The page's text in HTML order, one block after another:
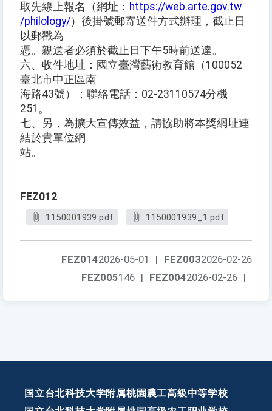
取先線上報名（網址： https://web.arte.gov.tw
/philology/）後掛號郵寄送件方式辦理，截止日
以郵戳為
憑。親送者必須於截止日下午5時前送達。
六、收件地址：國立臺灣藝術教育館（100052
臺北市中正區南
海路43號）；聯絡電話：02-23110574分機
251。
七、另，為擴大宣傳效益，請協助將本獎網址連
結於貴單位網
站。
FEZ012
1150001939.pdf 1150001939_1.pdf
FEZ0032026-02-26
FEZ0142026-05-01
|
FEZ0042026-02-26 |
FEZ005146 |
国立台北科技大学附属桃園農工高級中等学校